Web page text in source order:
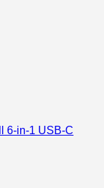
6-in-1 USB-C